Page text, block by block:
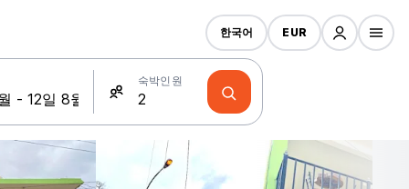
숙박인원
한국어 EUR